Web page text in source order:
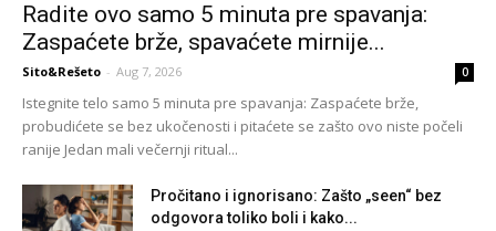
Radite ovo samo 5 minuta pre spavanja:
Zaspaćete brže, spavaćete mirnije...
Sito&Rešeto - Aug 7, 2026 0
Istegnite telo samo 5 minuta pre spavanja: Zaspaćete brže,
probudićete se bez ukočenosti i pitaćete se zašto ovo niste počeli
ranije Jedan mali večernji ritual...
Pročitano i ignorisano: Zašto „seen“ bez
odgovora toliko boli i kako...